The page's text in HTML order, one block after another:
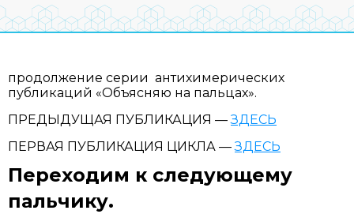
продолжение серии антихимерических
публикаций «Объясняю на пальцах».
ПРЕДЫДУЩАЯ ПУБЛИКАЦИЯ —ЗДЕСЬ
ПЕРВАЯ ПУБЛИКАЦИЯ ЦИКЛА —ЗДЕСЬ
Переходим к следующему
пальчику.